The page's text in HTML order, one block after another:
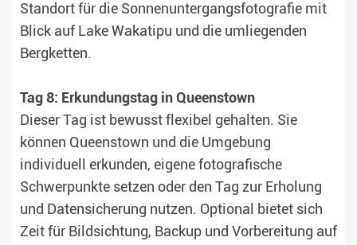
Standort für die Sonnenuntergangsfotografie mit
Blick auf Lake Wakatipu und die umliegenden
Bergketten.
Tag 8: Erkundungstag in Queenstown
Dieser Tag ist bewusst flexibel gehalten. Sie
können Queenstown und die Umgebung
individuell erkunden, eigene fotografische
Schwerpunkte setzen oder den Tag zur Erholung
und Datensicherung nutzen. Optional bietet sich
Zeit für Bildsichtung, Backup und Vorbereitung auf